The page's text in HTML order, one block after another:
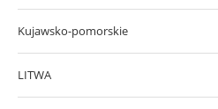
Kujawsko-pomorskie
LITWA